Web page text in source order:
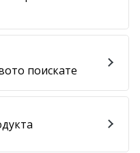
поискате